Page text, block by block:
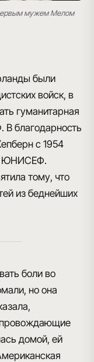
мужем Мелом
были
войск, в
гуманитарная
благодарность
с 1954
ЮНИСЕФ.
тому, что
из беднейших
боли во
но она
домой, ей